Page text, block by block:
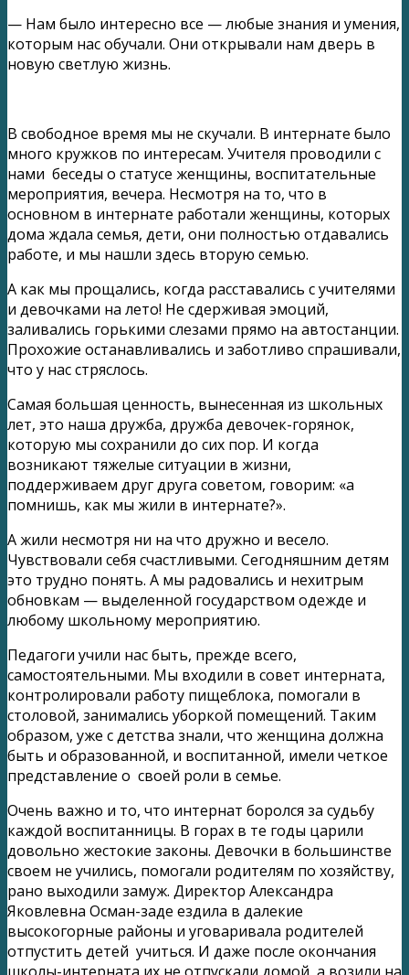
— Нам было интересно все — любые знания и умения,
которым нас обучали. Они открывали нам дверь в
новую светлую жизнь.
В свободное время мы не скучали. В интернате было
много кружков по интересам. Учителя проводили с
нами беседы о статусе женщины, воспитательные
мероприятия, вечера. Несмотря на то, что в
основном в интернате работали женщины, которых
дома ждала семья, дети, они полностью отдавались
работе, и мы нашли здесь вторую семью.
А как мы прощались, когда расставались с учителями
и девочками на лето! Не сдерживая эмоций,
заливались горькими слезами прямо на автостанции.
Прохожие останавливались и заботливо спрашивали,
что у нас стряслось.
Самая большая ценность, вынесенная из школьных
лет, это наша дружба, дружба девочек-горянок,
которую мы сохранили до сих пор. И когда
возникают тяжелые ситуации в жизни,
поддерживаем друг друга советом, говорим: «а
помнишь, как мы жили в интернате?».
А жили несмотря ни на что дружно и весело.
Чувствовали себя счастливыми. Сегодняшним детям
это трудно понять. А мы радовались и нехитрым
обновкам — выделенной государством одежде и
любому школьному мероприятию.
Педагоги учили нас быть, прежде всего,
самостоятельными. Мы входили в совет интерната,
контролировали работу пищеблока, помогали в
столовой, занимались уборкой помещений. Таким
образом, уже с детства знали, что женщина должна
быть и образованной, и воспитанной, имели четкое
представление о своей роли в семье.
Очень важно и то, что интернат боролся за судьбу
каждой воспитанницы. В горах в те годы царили
довольно жестокие законы. Девочки в большинстве
своем не учились, помогали родителям по хозяйству,
рано выходили замуж. Директор Александра
Яковлевна Осман-заде ездила в далекие
высокогорные районы и уговаривала родителей
отпустить детей учиться. И даже после окончания